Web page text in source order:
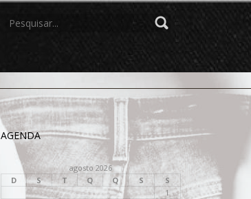
PROCURAR
AGENDA
agosto 2026
D
S T Q Q S S
1